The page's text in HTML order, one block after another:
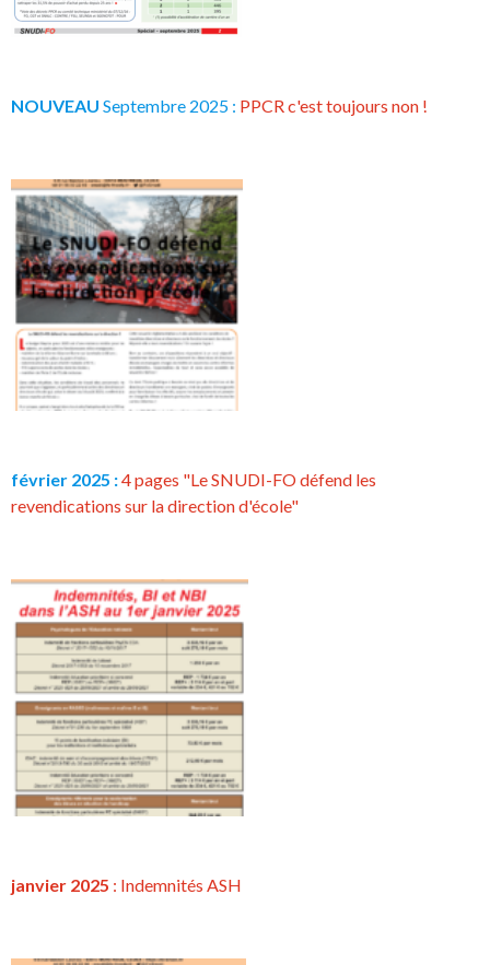
NOUVEAU Septembre 2025 : PPCR c'est toujours non !
février 2025 :4 pages "Le SNUDI-FO défend les
revendications sur la direction d'école"
janvier 2025 : Indemnités ASH